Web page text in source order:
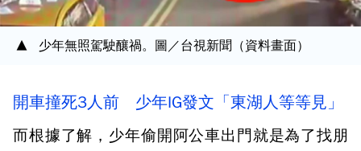
少年無照駕駛釀禍。圖／台視新聞（資料畫面）
開車撞死3人前 少年IG發文「東湖人等等見」
而根據了解，少年偷開阿公車出門就是為了找朋